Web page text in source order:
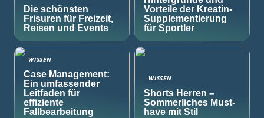
Die schönsten
Frisuren für Freizeit,
Reisen und Events
Vorteile der Kreatin-
Supplementierung
für Sportler
WISSEN
Case Management:
Ein umfassender
Leitfaden für
effiziente
Fallbearbeitung
WISSEN
Shorts Herren –
Sommerliches Must-
have mit Stil